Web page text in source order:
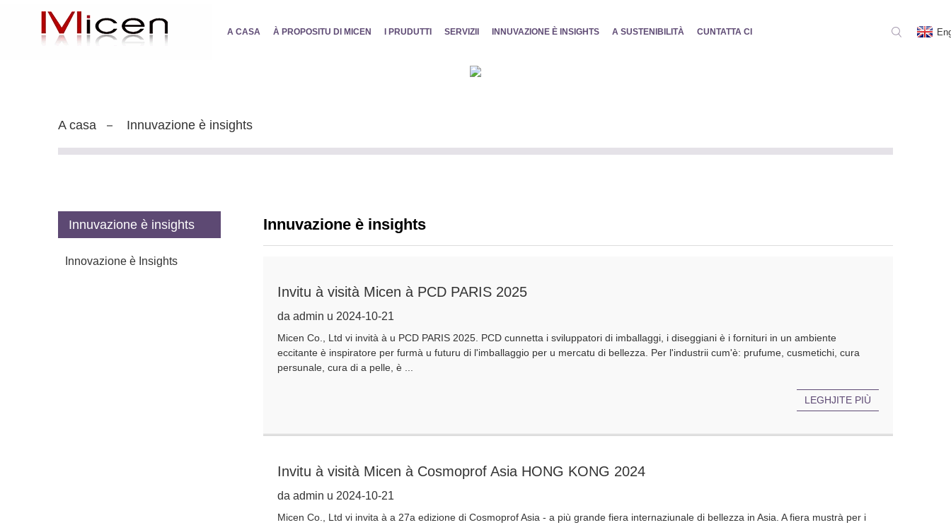
A CASA À PROPOSITU DI MICEN I PRUDUTTI SERVIZII INNUVAZIONE È INSIGHTS A SUSTENIBILITÀ CUNTATTA CI
A casa Innuvazione è insights
Innuvazione è insights
Innovazione è Insights
Innuvazione è insights
Invitu à visità Micen à PCD PARIS 2025
da admin u 2024-10-21
Micen Co., Ltd vi invità à u PCD PARIS 2025. PCD cunnetta i sviluppatori di imballaggi, i diseggiani è i fornituri in un ambiente
eccitante è inspiratore per furmà u futuru di l'imballaggio per u mercatu di bellezza. Per l'industrii cum'è: prufume, cusmetichi, cura
persunale, cura di a pelle, è ...
LEGHJITE PIÙ
Invitu à visità Micen à Cosmoprof Asia HONG KONG 2024
da admin u 2024-10-21
Micen Co., Ltd vi invita à a 27a edizione di Cosmoprof Asia - a più grande fiera internaziunale di bellezza in Asia. A fiera mustrà per i